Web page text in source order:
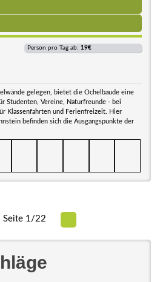
Person pro Tag ab: 19€
gelegen, bietet die Ochelbaude eine
Studenten, Vereine, Naturfreunde - bei
Klassenfahrten und Ferienfreizeit. Hier
befinden sich die Ausgangspunkte der
Seite 1/22